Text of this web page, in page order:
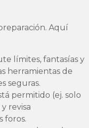
Aquí
límites, fantasías y
herramientas de
seguras.
permitido (ej. solo
revisa
foros.